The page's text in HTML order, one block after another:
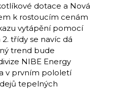
dotace a Nová
k rostoucím cenám
vytápění pomocí
třídy se navíc dá
trend bude
NIBE Energy
v prvním pololetí
tepelných